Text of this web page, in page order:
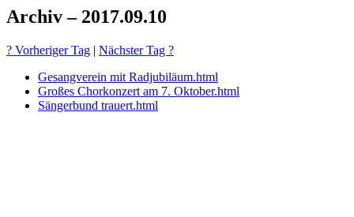
Archiv – 2017.09.10
? Vorheriger Tag | Nächster Tag ?
Gesangverein mit Radjubiläum.html
Großes Chorkonzert am 7. Oktober.html
Sängerbund trauert.html